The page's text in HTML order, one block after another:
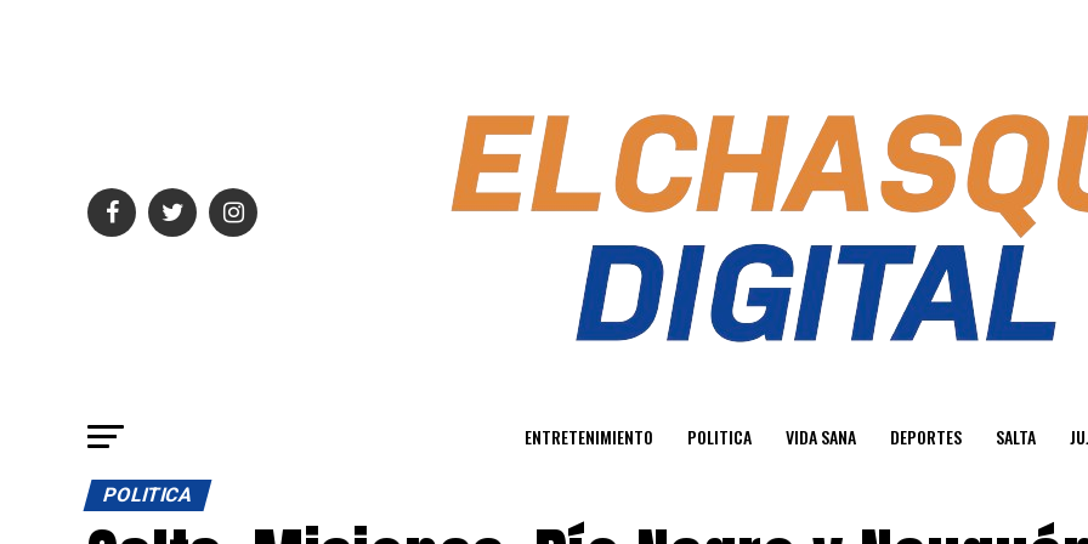
ENTRETENIMIENTO POLITICA VIDA SANA DEPORTES SALTA
POLITICA